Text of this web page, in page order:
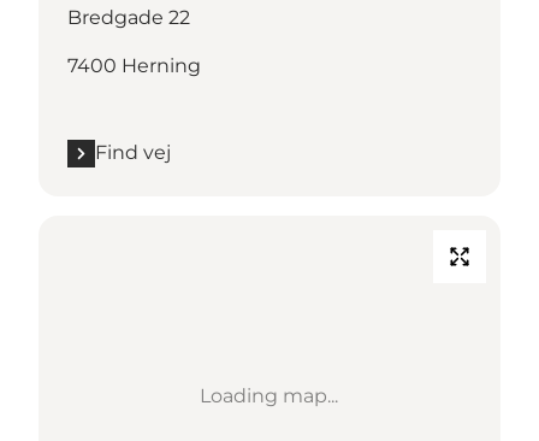
Bredgade 22
7400 Herning
Find vej
Loading map...